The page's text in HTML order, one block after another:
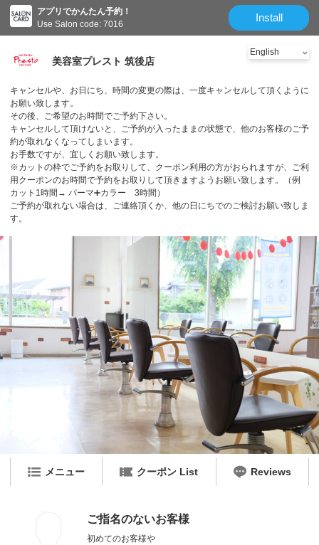
アプリでかんたん予約！
Use Salon code: 7016
Install
美容室プレスト 筑後店
キャンセルや、お日にち、時間の変更の際は、一度キャンセルして頂くように
お願い致します。
その後、ご希望のお時間でご予約下さい。
キャンセルして頂けないと、ご予約が入ったままの状態で、他のお客様のご予
約が取れなくなってしまいます。
お手数ですが、宜しくお願い致します。
※カットの枠でご予約をお取りして、クーポン利用の方がおられますが、ご利
用クーポンのお時間で予約をお取りして頂きますようお願い致します。（例
カット1時間→ パーマ➕カラー 3時間）
ご予約が取れない場合は、ご連絡頂くか、他の日にちでのご検討お願い致しま
す。
メニュー クーポン List Reviews
ご指名のないお客様
初めてのお客様や